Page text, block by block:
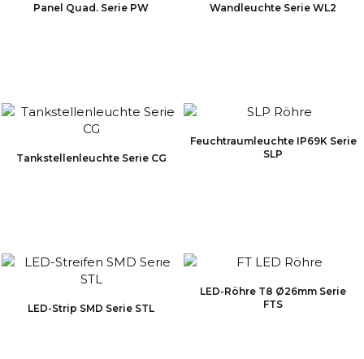
Panel Quad. Serie PW Wandleuchte Serie WL2
Tankstellenleuchte Serie CG
Feuchtraumleuchte IP69K Serie
SLP
LED-Strip SMD Serie STL
LED-Röhre T8 Ø26mm Serie
FTS